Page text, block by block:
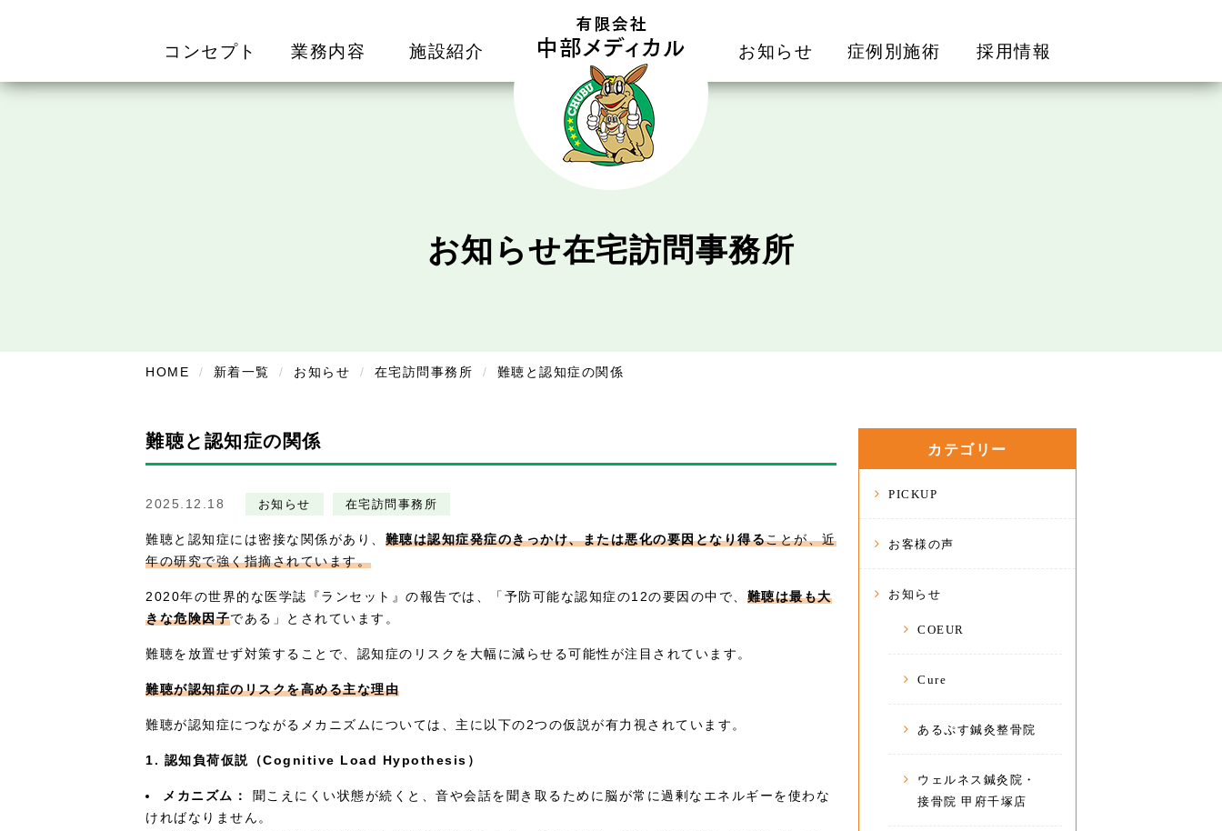
コンセプト 業務内容 施設紹介 お知らせ 症例別施術 採用情報
お知らせ在宅訪問事務所
HOME 新着一覧 お知らせ 在宅訪問事務所 難聴と認知症の関係
難聴と認知症の関係
2025.12.18 お知らせ 在宅訪問事務所
難聴と認知症には密接な関係があり、 難聴は認知症発症のきっかけ、または悪化の要因となり得ることが、近
年の研究で強く指摘されています。
2020年の世界的な医学誌『ランセット』の報告では、「予防可能な認知症の12の要因の中で、 難聴は最も大
きな危険因子である」とされています。
難聴を放置せず対策することで、認知症のリスクを大幅に減らせる可能性が注目されています。
難聴が認知症のリスクを高める主な理由
難聴が認知症につながるメカニズムについては、主に以下の2つの仮説が有力視されています。
1. 認知負荷仮説（Cognitive Load Hypothesis）
メカニズム：
聞こえにくい状態が続くと、音や会話を聞き取るために脳が常に過剰なエネルギーを使わな
ければなりません。
カテゴリー
PICKUP
お客様の声
お知らせ
COEUR
Cure
あるぷす鍼灸整骨院
ウェルネス鍼灸院・
接骨院 甲府千塚店